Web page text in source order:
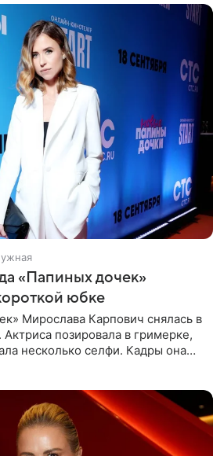
«Папиных дочек»
юбке
Мирослава Карпович снялась в
позировала в гримерке,
несколько селфи. Кадры она